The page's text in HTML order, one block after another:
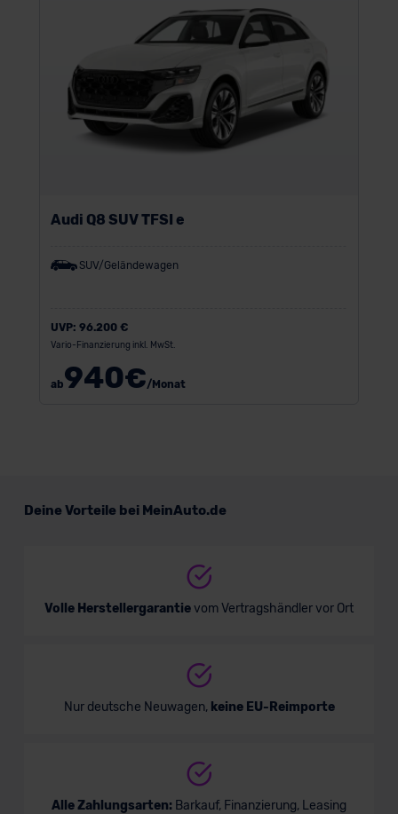
Audi Q8 SUV TFSI e
SUV/Geländewagen
UVP: 96.200 €
Vario-Finanzierung inkl. MwSt.
ab940€/Monat
Deine Vorteile bei MeinAuto.de
Volle Herstellergarantievom Vertragshändler vor Ort
Nur deutsche Neuwagen, keine EU-Reimporte
Alle Zahlungsarten: Barkauf, Finanzierung, Leasing